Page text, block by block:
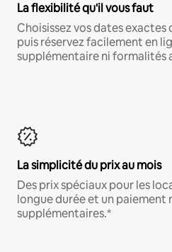
La flexibilité qu'il vous faut
Choisissez vos dates
puis réservez facilement en
supplémentaire ni formalités
La simplicité du prix au mois
Des prix spéciaux pour les
longue durée et un paiement
supplémentaires.*